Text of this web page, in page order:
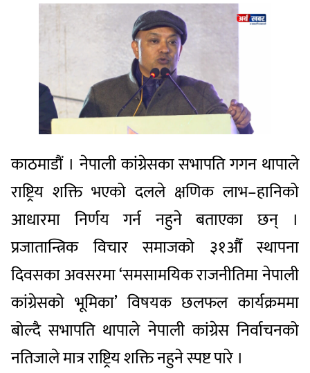
काठमाडौं । नेपाली कांग्रेसका सभापति गगन थापाले
राष्ट्रिय शक्ति भएको दलले क्षणिक लाभ–हानिको
आधारमा निर्णय गर्न नहुने बताएका छन् ।
प्रजातान्त्रिक विचार समाजको ३१औँ स्थापना
दिवसका अवसरमा ‘समसामयिक राजनीतिमा नेपाली
कांग्रेसको भूमिका’ विषयक छलफल कार्यक्रममा
बोल्दै सभापति थापाले नेपाली कांग्रेस निर्वाचनको
नतिजाले मात्र राष्ट्रिय शक्ति नहुने स्पष्ट पारे ।